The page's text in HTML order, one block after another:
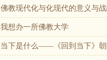
佛教现代化与化现代的意义与
我想办一所佛教大学
当下是什么——《回到当下》朝